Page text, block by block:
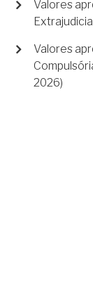
Valores
Valores
2026)